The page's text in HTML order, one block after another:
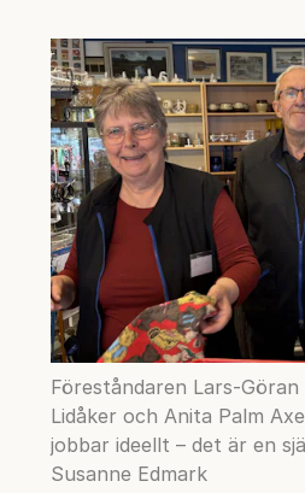
Föreståndaren Lars-Göran
Lidåker och Anita Palm
jobbar ideellt – det är en
Susanne Edmark